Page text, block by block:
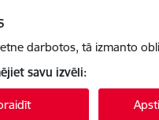
darbotos, tā izmanto
savu izvēli: